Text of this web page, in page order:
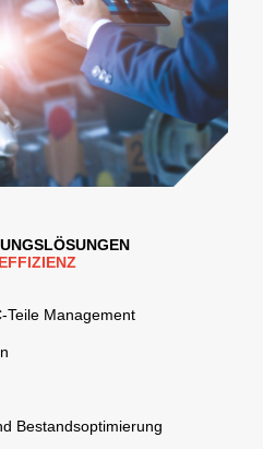
Teile Management
Bestandsoptimierung